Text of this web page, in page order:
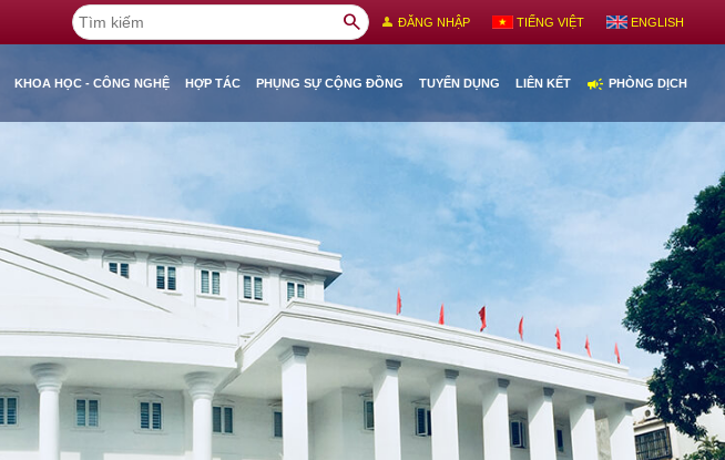
search person ĐĂNG NHẬP TIẾNG VIỆT ENGLISH
KHOA HỌC - CÔNG NGHỆ HỢP TÁC PHỤNG SỰ CỘNG ĐỒNG TUYỂN DỤNG LIÊN KẾT campaign PHÒNG DỊCH